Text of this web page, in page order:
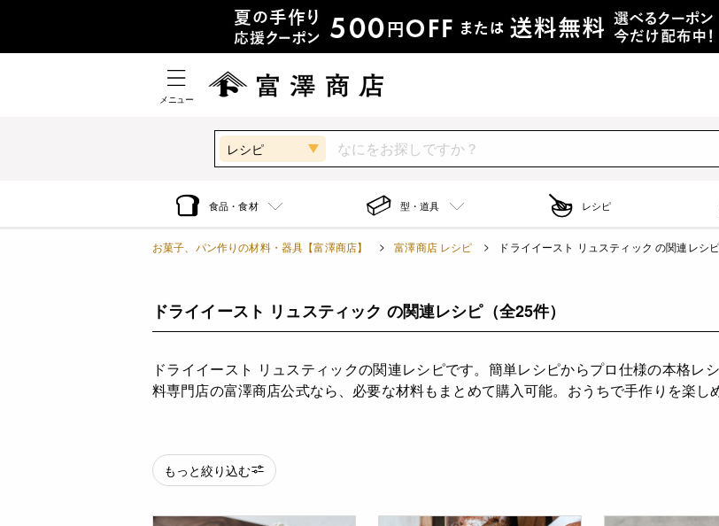
メニュー
レシピ
食品・食材 型・道具 レシピ
お菓子、パン作りの材料・器具【富澤商店】 富澤商店 レシピ ドライイースト リュスティック の関連レシピ
ドライイースト リュスティック の関連レシピ（全25件）
ドライイースト リュスティックの関連レシピです。簡単レシピからプロ仕様の本格レ
料専門店の富澤商店公式なら、必要な材料もまとめて購入可能。おうちで手作りを楽し
もっと絞り込む